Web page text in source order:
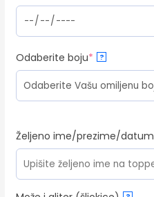
Odaberite boju* (required)
?
Željeno ime/prezime/datum